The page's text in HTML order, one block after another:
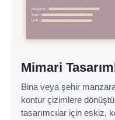
Mimari
Bina veya şehir
kontur çizimlere
tasarımcılar için eskiz,